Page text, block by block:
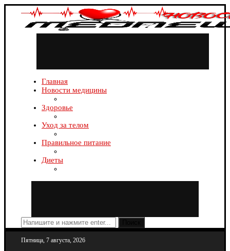
Главная
Новости медицины
Здоровье
Уход за телом
Правильное питание
Диеты
Пятница, 7 августа, 2026